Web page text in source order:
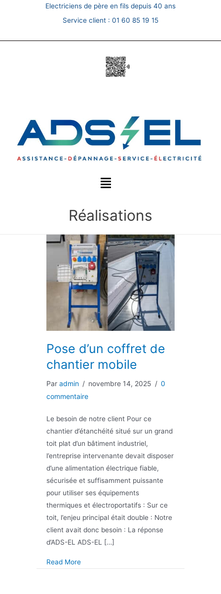
Electriciens de père en fils depuis 40 ans
Service client : 01 60 85 19 15
Réalisations
Pose d’un coffret de
chantier mobile
Par admin / novembre 14, 2025 / 0
commentaire
Le besoin de notre client Pour ce
chantier d’étanchéité situé sur un grand
toit plat d’un bâtiment industriel,
l’entreprise intervenante devait disposer
d’une alimentation électrique fiable,
sécurisée et suffisamment puissante
pour utiliser ses équipements
thermiques et électroportatifs : Sur ce
toit, l’enjeu principal était double : Notre
client avait donc besoin : La réponse
d’ADS-EL ADS-EL […]
Read Moreabout Pose d’un coffret de chantier mobile